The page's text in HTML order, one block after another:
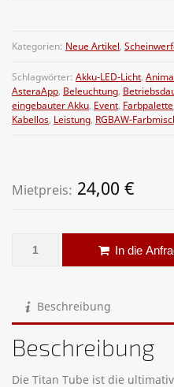
Kategorien: Neue Artikel,
Schlagwörter: Akku-LED-Licht,
AsteraApp, Beleuchtung,
eingebauter Akku, Event, Farbpalette
Kabellos, Leistung, RGBAW-
Mietpreis: 24,00 €
Astera Titan Tube FP2 - 0,5m
In die
Beschreibung
Beschreibung
Die Titan Tube ist die